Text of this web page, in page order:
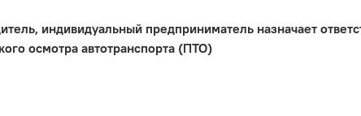
индивидуальный предприниматель назначает
осмотра автотранспорта (ПТО)